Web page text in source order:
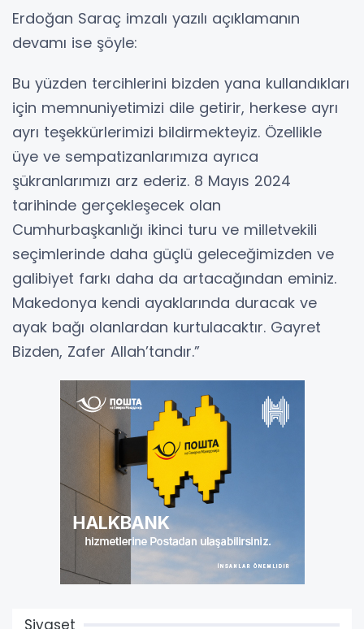
Erdoğan Saraç imzalı yazılı açıklamanın
devamı ise şöyle:
Bu yüzden tercihlerini bizden yana kullandıkları
için memnuniyetimizi dile getirir, herkese ayrı
ayrı teşekkürlerimizi bildirmekteyiz. Özellikle
üye ve sempatizanlarımıza ayrıca
şükranlarımızı arz ederiz. 8 Mayıs 2024
tarihinde gerçekleşecek olan
Cumhurbaşkanlığı ikinci turu ve milletvekili
seçimlerinde daha güçlü geleceğimizden ve
galibiyet farkı daha da artacağından eminiz.
Makedonya kendi ayaklarında duracak ve
ayak bağı olanlardan kurtulacaktır. Gayret
Bizden, Zafer Allah’tandır.”